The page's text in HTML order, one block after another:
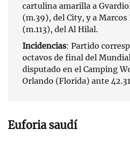
cartulina amarilla a
(m.39), del City, y a Marcos
(m.113), del Al Hilal.
Incidencias: Partido
octavos de final del
disputado en el Camping
Orlando (Florida) ante
Euforia saudí